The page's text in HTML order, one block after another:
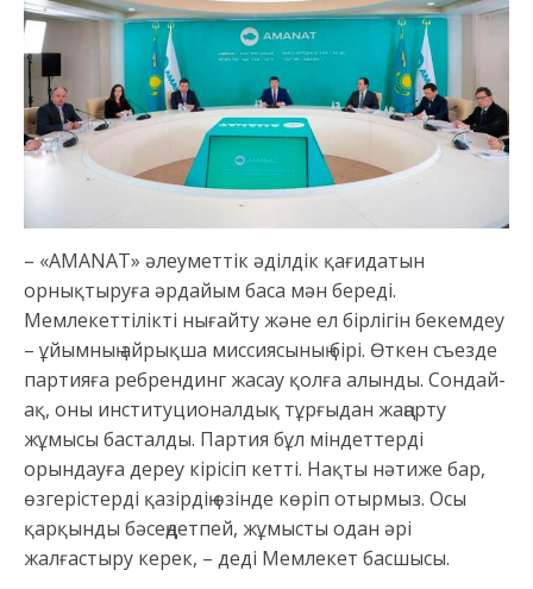
– «АMАNАT» әлеуметтік әділдік қағидатын
орнықтыруға әрдайым баса мән береді.
Мемлекеттілікті нығайту және ел бірлігін бекемдеу
– ұйымның айрықша миссиясының бірі. Өткен съезде
партияға ребрендинг жасау қолға алынды. Сондай-
ақ, оны институционалдық тұрғыдан жаңарту
жұмысы басталды. Партия бұл міндеттерді
орындауға дереу кірісіп кетті. Нақты нәтиже бар,
өзгерістерді қазірдің өзінде көріп отырмыз. Осы
қарқынды бәсеңдетпей, жұмысты одан әрі
жалғастыру керек, – деді Мемлекет басшысы.